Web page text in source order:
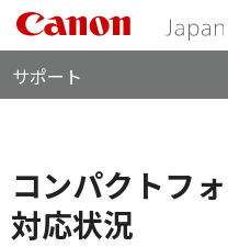
サポート
コンパクトフ
対応状況